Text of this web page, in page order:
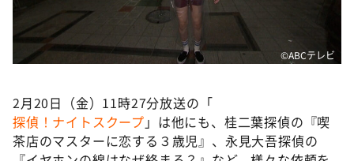
©️ABCテレビ
2月20日（金）11時27分放送の「
探偵！ナイトスクープ 」は他にも、桂二葉探偵の『喫
茶店のマスターに恋する３歳児』、永見大吾探偵の